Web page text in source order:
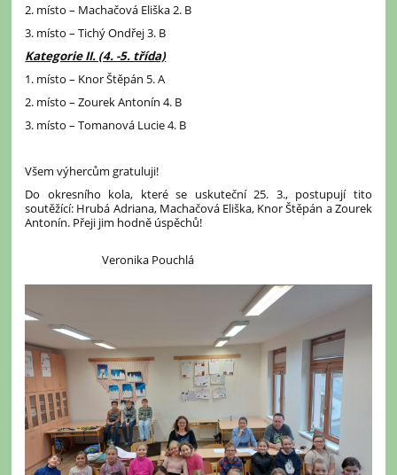
2. místo – Machačová Eliška 2. B
3. místo – Tichý Ondřej 3. B
Kategorie II. (4. -5. třída)
1. místo – Knor Štěpán 5. A
2. místo – Zourek Antonín 4. B
3. místo – Tomanová Lucie 4. B
Všem výhercům gratuluji!
Do okresního kola, které se uskuteční 25. 3., postupují tito
soutěžící: Hrubá Adriana, Machačová Eliška, Knor Štěpán a Zourek
Antonín. Přeji jim hodně úspěchů!
Veronika Pouchlá